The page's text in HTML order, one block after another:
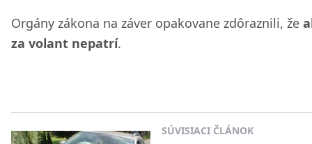
Orgány zákona na záver opakovane zdôraznili, že
za volant nepatrí.
SÚVISIACI ČLÁNOK